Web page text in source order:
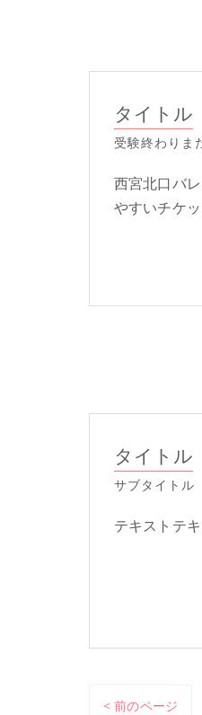
タイトル
受験終わりま
西宮北口バ
やすいチケ
タイトル
サブタイトル
テキストテ
< 前のページ